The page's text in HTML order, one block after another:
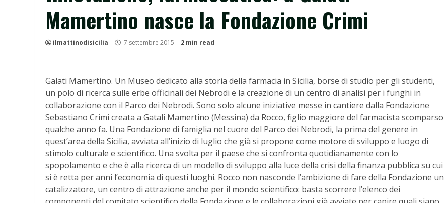
Mamertino nasce la Fondazione Crimi
ilmattinodisicilia 7 settembre 2015 2 min read
Galati Mamertino. Un Museo dedicato alla storia della farmacia in Sicilia, borse di studio per gli studenti,
un polo di ricerca sulle erbe officinali dei Nebrodi e la creazione di un centro di analisi per i funghi in
collaborazione con il Parco dei Nebrodi. Sono solo alcune iniziative messe in cantiere dalla Fondazione
Sebastiano Crimi creata a Gatali Mamertino (Messina) da Rocco, figlio maggiore del farmacista scomparso
qualche anno fa. Una Fondazione di famiglia nel cuore del Parco dei Nebrodi, la prima del genere in
quest’area della Sicilia, avviata all’inizio di luglio che già si propone come motore di sviluppo e luogo di
stimolo culturale e scientifico. Una svolta per il paese che si confronta quotidianamente con lo
spopolamento e che è alla ricerca di un modello di sviluppo alla luce della crisi della finanza pubblica su cui
si è retta per anni l’economia di questi luoghi. Rocco non nasconde l’ambizione di fare della Fondazione un
catalizzatore, un centro di attrazione anche per il mondo scientifico: basta scorrere l’elenco dei